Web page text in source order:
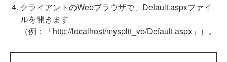
クライアントのWebブラウザで、Default.aspxファイ
ルを開きます
（例：「http://localhost/mysplit_vb/Default.aspx」）。